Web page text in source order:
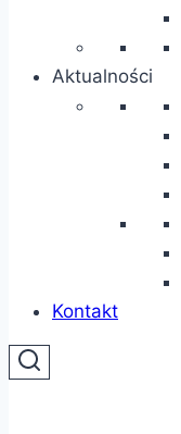
Aktualności
Kontakt